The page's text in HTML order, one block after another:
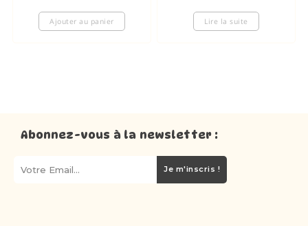
Ajouter au panier Lire la suite
Abonnez-vous à la newsletter :
Je m'inscris !